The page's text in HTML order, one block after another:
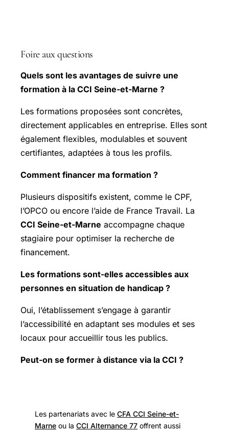
Foire aux questions
Quels sont les avantages de suivre une
formation à la CCI Seine-et-Marne ?
Les formations proposées sont concrètes,
directement applicables en entreprise. Elles sont
également flexibles, modulables et souvent
certifiantes, adaptées à tous les profils.
Comment financer ma formation ?
Plusieurs dispositifs existent, comme le CPF,
l’OPCO ou encore l’aide de France Travail. La
CCI Seine-et-Marne accompagne chaque
stagiaire pour optimiser la recherche de
financement.
Les formations sont-elles accessibles aux
personnes en situation de handicap ?
Oui, l’établissement s’engage à garantir
l’accessibilité en adaptant ses modules et ses
locaux pour accueillir tous les publics.
Peut-on se former à distance via la CCI ?
Les partenariats avec le CFA CCI Seine-et-
Marne ou la CCI Alternance 77 offrent aussi